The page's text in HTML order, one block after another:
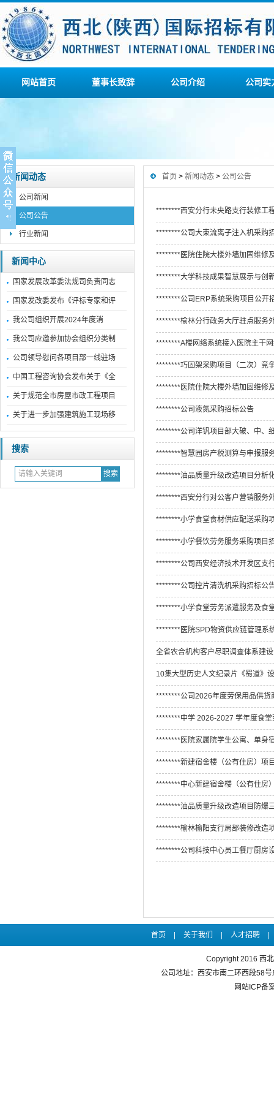
网站首页 董事长致辞 公司介绍 公司实
新闻动态
公司新闻
公司公告
行业新闻
新闻中心
国家发展改革委法规司负责同志
国家发改委发布《评标专家和评
我公司组织开展2024年度消
我公司应邀参加协会组织分类制
公司领导慰问各项目部一线驻场
中国工程咨询协会发布关于《全
关于规范全市房屋市政工程项目
关于进一步加强建筑施工现场移
搜索
首页 > 新闻动态 > 公司公告
********西安分行未央路支行装修工
********公司大束流离子注入机采购
********医院住院大楼外墙加固维修
********大学科技成果智慧展示与创
********公司ERP系统采购项目公开
********榆林分行政务大厅驻点服务
********A楼网络系统接入医院主干
********巧固架采购项目（二次）竞
********医院住院大楼外墙加固维修
********公司液氮采购招标公告
********公司洋钒项目部大破、中、
********智慧园房产税测算与申报服
********油品质量升级改造项目分析
********西安分行对公客户营销服务
********小学食堂食材供应配送采购
********小学餐饮劳务服务采购项目
********公司西安经济技术开发区支
********公司控片清洗机采购招标公
********小学食堂劳务派遣服务及食
********医院SPD物资供应链管理系
全省农合机构客户尽职调查体系建
10集大型历史人文纪录片《蜀道》
********公司2026年度劳保用品供货
********中学 2026-2027 学年度食
********医院家属院学生公寓、单身
********新建宿舍楼（公有住房）项
********中心新建宿舍楼（公有住房
********油品质量升级改造项目防爆
********榆林榆阳支行局部装修改造
********公司科技中心员工餐厅厨房
首页 关于我们 人才招聘
Copyright 2016 西
公司地址：西安市南二环西段58
网站ICP备